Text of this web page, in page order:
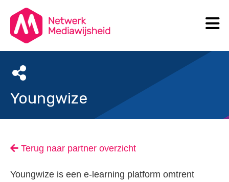
Youngwize
Terug naar partner overzicht
Youngwize is een e-learning platform omtrent